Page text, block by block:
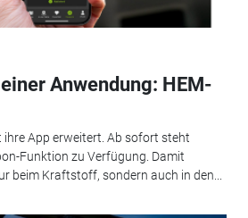
Anwendung: HEM-
ihre App erweitert. Ab sofort steht
Funktion zu Verfügung. Damit
beim Kraftstoff, sondern auch in den...